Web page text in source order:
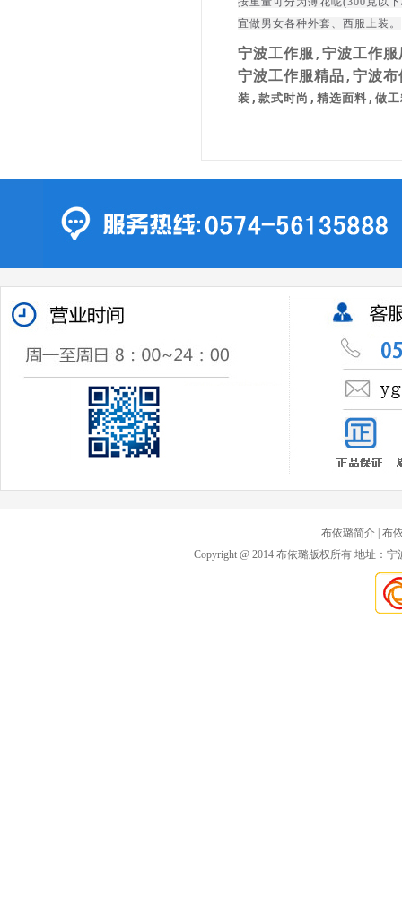
宜做男女各种外套、西服上装。
宁波工作服 , 宁波工作服
宁波工作服精品 , 宁波布
装,款式时尚,精选面料,做
布依璐简介 | 布
Copyright @ 2014 布依璐版权所有 地址